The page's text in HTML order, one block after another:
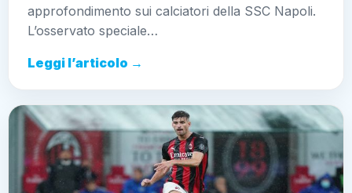
approfondimento sui calciatori della SSC Napoli.
L’osservato speciale…
Leggi l’articolo →